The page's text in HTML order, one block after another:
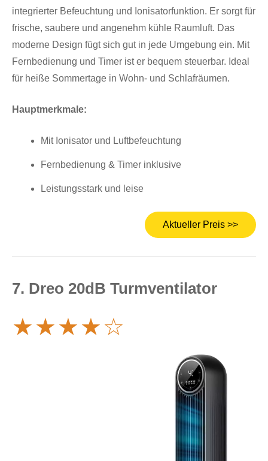
integrierter Befeuchtung und Ionisatorfunktion. Er sorgt für
frische, saubere und angenehm kühle Raumluft. Das
moderne Design fügt sich gut in jede Umgebung ein. Mit
Fernbedienung und Timer ist er bequem steuerbar. Ideal
für heiße Sommertage in Wohn- und Schlafräumen.
Hauptmerkmale:
Mit Ionisator und Luftbefeuchtung
Fernbedienung & Timer inklusive
Leistungsstark und leise
Aktueller Preis >>
7. Dreo 20dB Turmventilator
★★★★☆